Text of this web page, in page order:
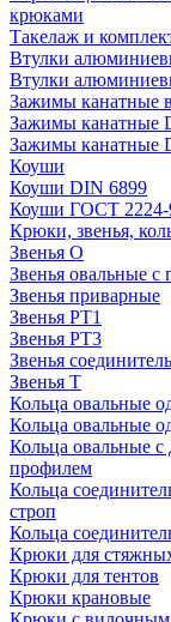
крюками
Такелаж и
Втулки
Втулки
Зажимы канатные
Зажимы канатные
Зажимы канатные
Коуши
Коуши DIN 6899
Коуши ГОСТ 2224-
Крюки, звенья,
Звенья О
Звенья овальные
Звенья приварные
Звенья РТ1
Звенья РТ3
Звенья
Звенья Т
Кольца овальные
Кольца овальные
Кольца овальные
профилем
Кольца
строп
Кольца
Крюки для
Крюки для тентов
Крюки крановые